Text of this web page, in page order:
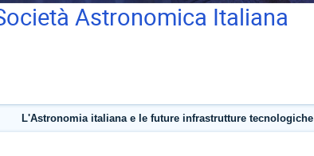
Astronomica Italiana
L'Astronomia italiana e le future infrastrutture tecnologiche